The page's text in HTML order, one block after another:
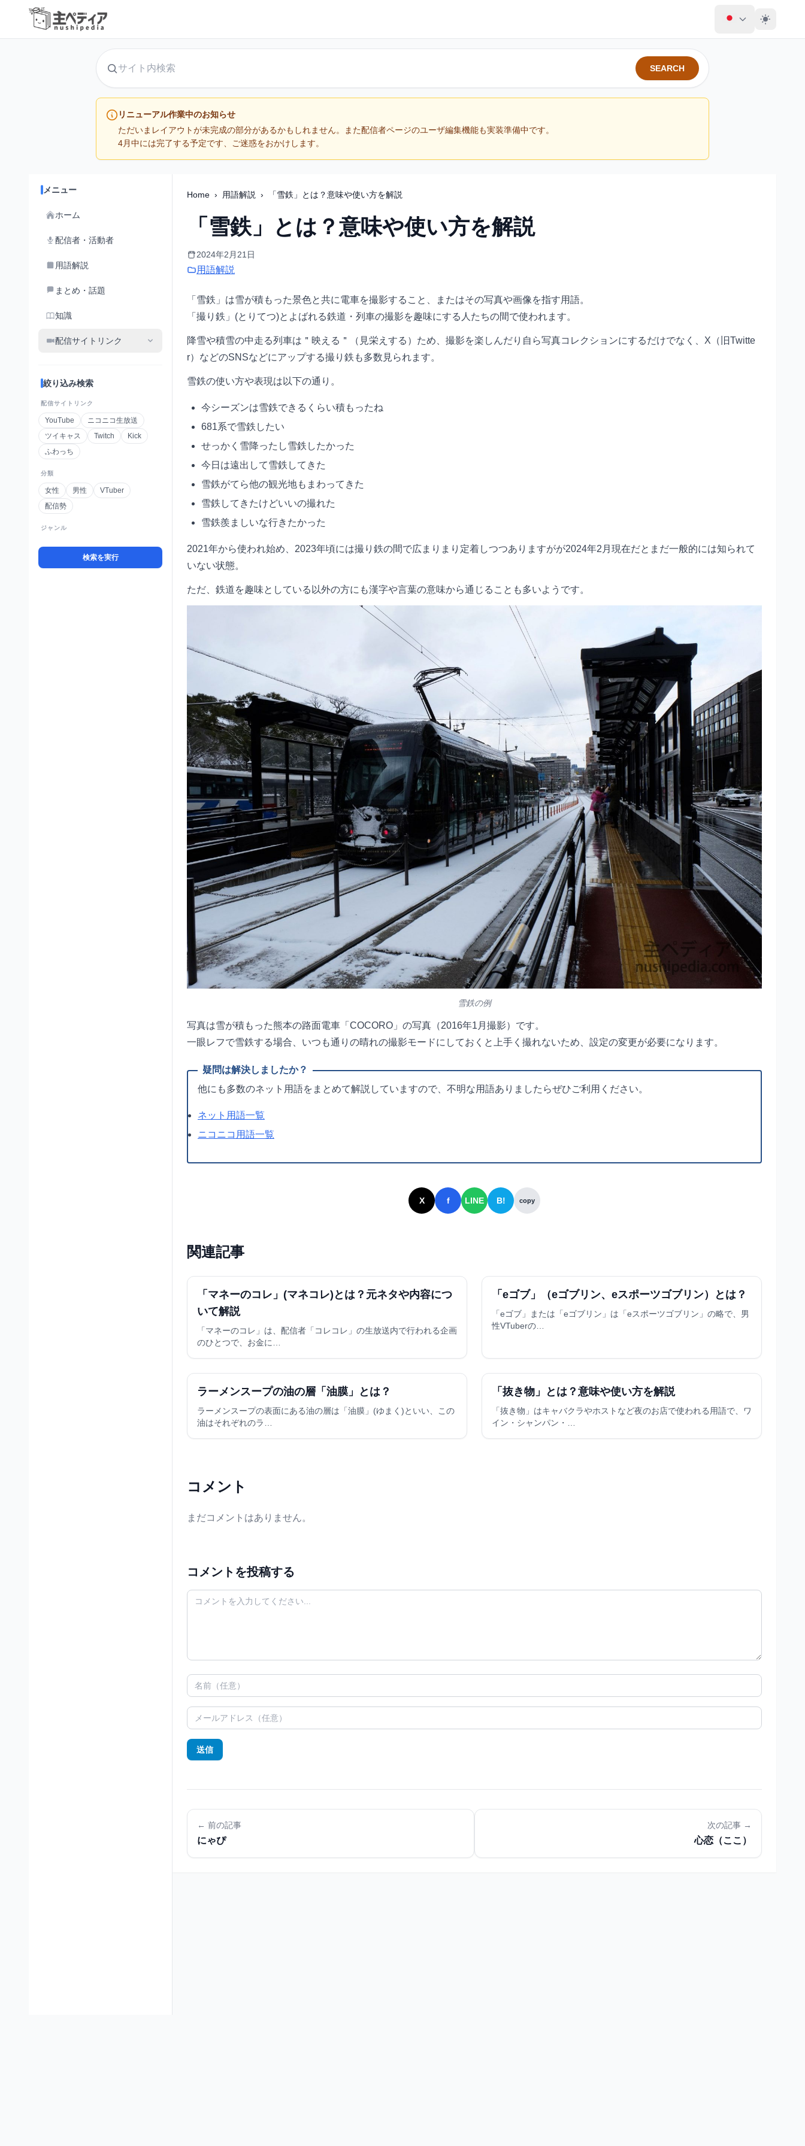
サイト内検索
SEARCH
リニューアル作業中のお知らせ
ただいまレイアウトが未完成の部分があるかもしれません。また配信者ページのユーザ編集機能も実装準備中です。
4月中には完了する予定です、ご迷惑をおかけします。
メニュー
ホーム
配信者・活動者
用語解説
まとめ・話題
知識
配信サイトリンク
絞り込み検索
配信サイトリンク
YouTube
ニコニコ生放送
ツイキャス
Twitch
Kick
ふわっち
分類
女性 男性
VTuber
配信勢
ジャンル
検索を実行
Home › 用語解説 › 「雪鉄」とは？意味や使い方を解説
「雪鉄」とは？意味や使い方を解説
2024年2月21日
用語解説
「雪鉄」は雪が積もった景色と共に電車を撮影すること、またはその写真や画像を指す用語。
「撮り鉄」(とりてつ)とよばれる鉄道・列車の撮影を趣味にする人たちの間で使われます。
降雪や積雪の中走る列車は＂映える＂（見栄えする）ため、撮影を楽しんだり自ら写真コレクションにするだけでなく、X（旧Twitte
r）などのSNSなどにアップする撮り鉄も多数見られます。
雪鉄の使い方や表現は以下の通り。
今シーズンは雪鉄できるくらい積もったね
681系で雪鉄したい
せっかく雪降ったし雪鉄したかった
今日は遠出して雪鉄してきた
雪鉄がてら他の観光地もまわってきた
雪鉄してきたけどいいの撮れた
雪鉄羨ましいな行きたかった
2021年から使われ始め、2023年頃には撮り鉄の間で広まりまり定着しつつありますがが2024年2月現在だとまだ一般的には知られて
いない状態。
ただ、鉄道を趣味としている以外の方にも漢字や言葉の意味から通じることも多いようです。
雪鉄の例
写真は雪が積もった熊本の路面電車「COCORO」の写真（2016年1月撮影）です。
一眼レフで雪鉄する場合、いつも通りの晴れの撮影モードにしておくと上手く撮れないため、設定の変更が必要になります。
他にも多数のネット用語をまとめて解説していますので、不明な用語ありましたらぜひご利用ください。
ネット用語一覧
ニコニコ用語一覧
X f LINE B! copy
関連記事
「マネーのコレ」(マネコレ)とは？元ネタや内容につ
いて解説
「マネーのコレ」は、配信者「コレコレ」の生放送内で行われる企画
のひとつで、お金に…
「eゴブ」（eゴブリン、eスポーツゴブリン）とは？
「eゴブ」または「eゴブリン」は「eスポーツゴブリン」の略で、男
性VTuberの…
ラーメンスープの油の層「油膜」とは？
ラーメンスープの表面にある油の層は「油膜」(ゆまく)といい、この
油はそれぞれのラ…
「抜き物」とは？意味や使い方を解説
「抜き物」はキャバクラやホストなど夜のお店で使われる用語で、ワ
イン・シャンパン・…
コメント
まだコメントはありません。
コメントを投稿する
送信
← 前の記事
にゃぴ
次の記事 →
心恋（ここ）